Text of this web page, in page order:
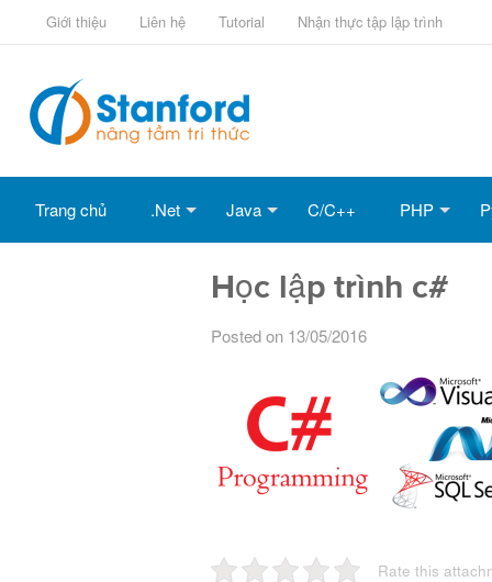
Giới thiệu Liên hệ Tutorial Nhận thực tập lập trình
Trang chủ .Net Java C/C++ PHP
Học lập trình c#
Posted on 13/05/2016
Rate this